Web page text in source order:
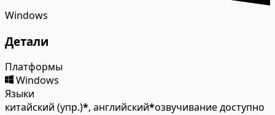
Windows
Детали
Платформы
Windows
Языки
китайский (упр.)*, английский*озвучивание доступно